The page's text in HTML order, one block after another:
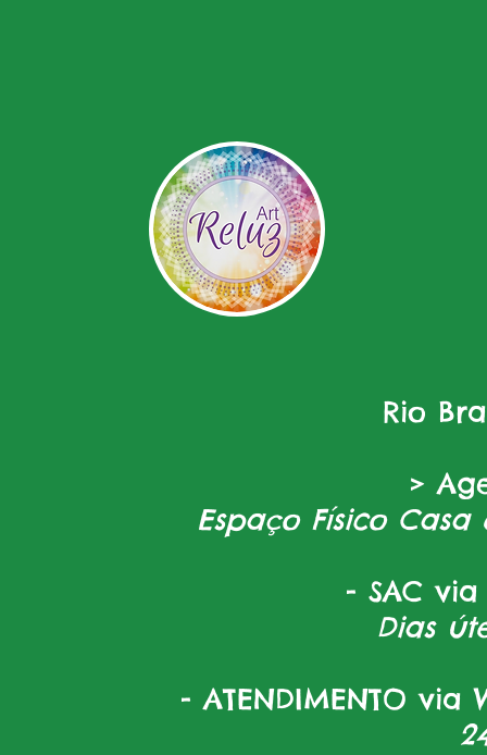
Rio
>
Espaço Físico Casa
- SAC via
Dias
- ATENDIMENTO via